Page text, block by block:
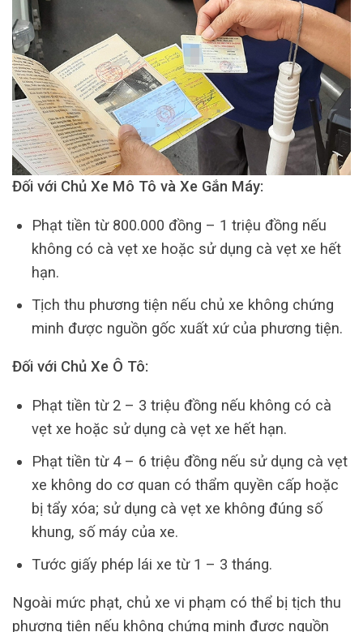
Đối với Chủ Xe Mô Tô và Xe Gắn Máy:
Phạt tiền từ 800.000 đồng – 1 triệu đồng nếu
không có cà vẹt xe hoặc sử dụng cà vẹt xe hết
hạn.
Tịch thu phương tiện nếu chủ xe không chứng
minh được nguồn gốc xuất xứ của phương tiện.
Đối với Chủ Xe Ô Tô:
Phạt tiền từ 2 – 3 triệu đồng nếu không có cà
vẹt xe hoặc sử dụng cà vẹt xe hết hạn.
Phạt tiền từ 4 – 6 triệu đồng nếu sử dụng cà vẹt
xe không do cơ quan có thẩm quyền cấp hoặc
bị tẩy xóa; sử dụng cà vẹt xe không đúng số
khung, số máy của xe.
Tước giấy phép lái xe từ 1 – 3 tháng.
Ngoài mức phạt, chủ xe vi phạm có thể bị tịch thu
phương tiện nếu không chứng minh được nguồn